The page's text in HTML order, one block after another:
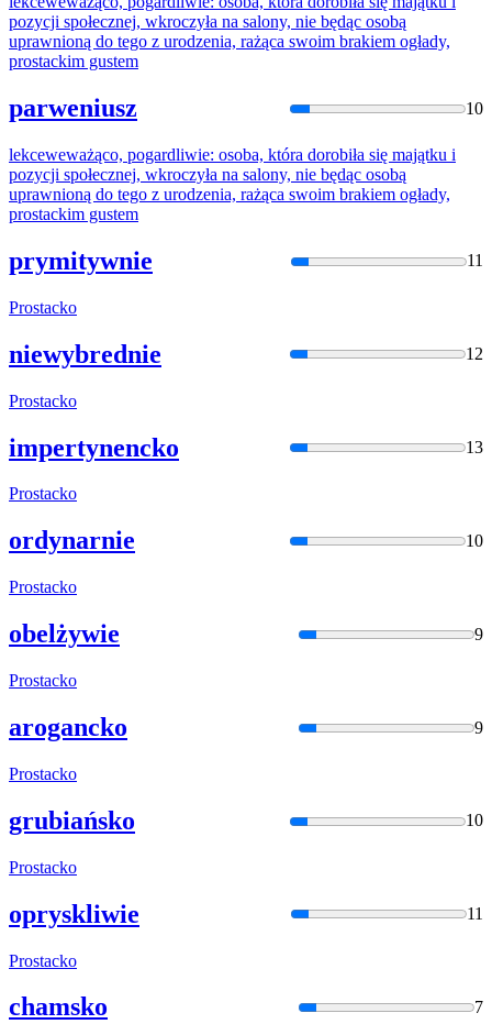
pozycji społecznej, wkroczyła na salony, nie będąc osobą
uprawnioną do tego z urodzenia, rażąca swoim brakiem ogłady,
prostackim gustem
parweniusz 10
lekceweważąco, pogardliwie: osoba, która dorobiła się majątku i
pozycji społecznej, wkroczyła na salony, nie będąc osobą
uprawnioną do tego z urodzenia, rażąca swoim brakiem ogłady,
prostackim gustem
prymitywnie 11
Prostacko
niewybrednie 12
Prostacko
impertynencko 13
Prostacko
ordynarnie 10
Prostacko
obelżywie 9
Prostacko
arogancko 9
Prostacko
grubiańsko 10
Prostacko
opryskliwie 11
Prostacko
chamsko 7